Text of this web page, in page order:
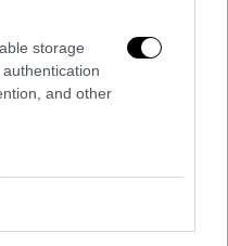
storage
and other
3 με 5
29, τοπικά 30
και πρόσκαιρα
3 με 4